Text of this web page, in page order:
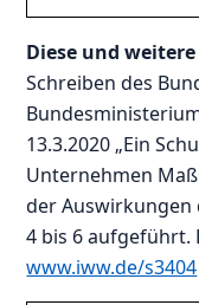
Diese und
Schreiben des
13.3.2020 „Ein
Unternehmen
der Auswirkungen
4 bis 6 aufgeführt.
www.iww.de/s3404